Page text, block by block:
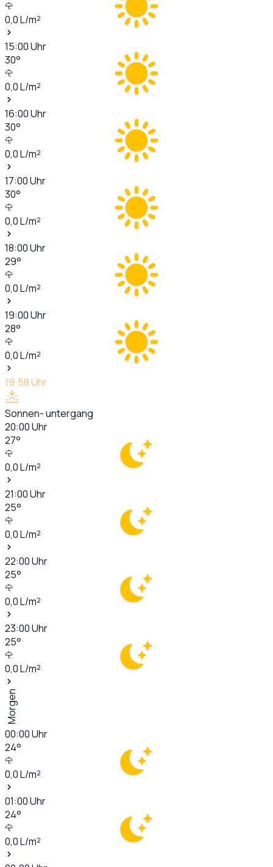
0,0L/m²
15:00Uhr
30°
0,0L/m²
16:00Uhr
30°
0,0L/m²
17:00Uhr
30°
0,0L/m²
18:00Uhr
29°
0,0L/m²
19:00Uhr
28°
0,0L/m²
19:58Uhr
Sonnen- untergang
20:00Uhr
27°
0,0L/m²
21:00Uhr
25°
0,0L/m²
22:00Uhr
25°
0,0L/m²
23:00Uhr
25°
0,0L/m²
Morgen
00:00Uhr
24°
0,0L/m²
01:00Uhr
24°
0,0L/m²